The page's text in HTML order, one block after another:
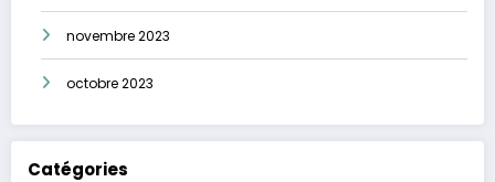
novembre 2023
octobre 2023
Catégories